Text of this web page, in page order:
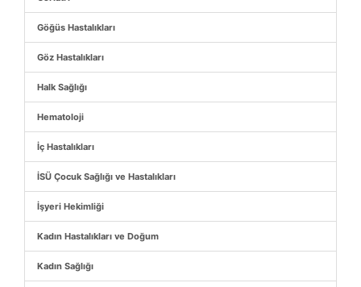
Göğüs Hastalıkları
Göz Hastalıkları
Halk Sağlığı
Hematoloji
İç Hastalıkları
İSÜ Çocuk Sağlığı ve Hastalıkları
İşyeri Hekimliği
Kadın Hastalıkları ve Doğum
Kadın Sağlığı